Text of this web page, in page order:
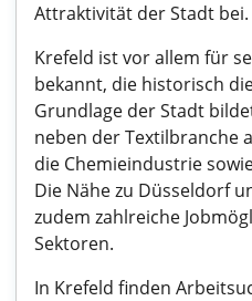
Attraktivität der Stadt bei.
Krefeld ist vor allem für
bekannt, die historisch
Grundlage der Stadt
neben der Textilbranche
die Chemieindustrie
Die Nähe zu Düsseldorf
zudem zahlreiche
Sektoren.
In Krefeld finden